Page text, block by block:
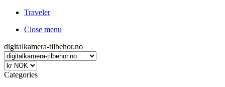
Traveler
Close menu
digitalkamera-tilbehor.no
Categories